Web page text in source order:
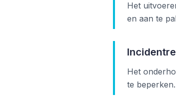
Het
en aan te
Het
te beperken.